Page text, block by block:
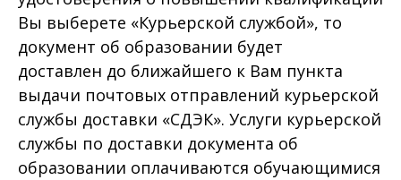
Вы выберете «Курьерской службой», то
документ об образовании будет
доставлен до ближайшего к Вам пункта
выдачи почтовых отправлений курьерской
службы доставки «СДЭК». Услуги курьерской
службы по доставки документа об
образовании оплачиваются обучающимися